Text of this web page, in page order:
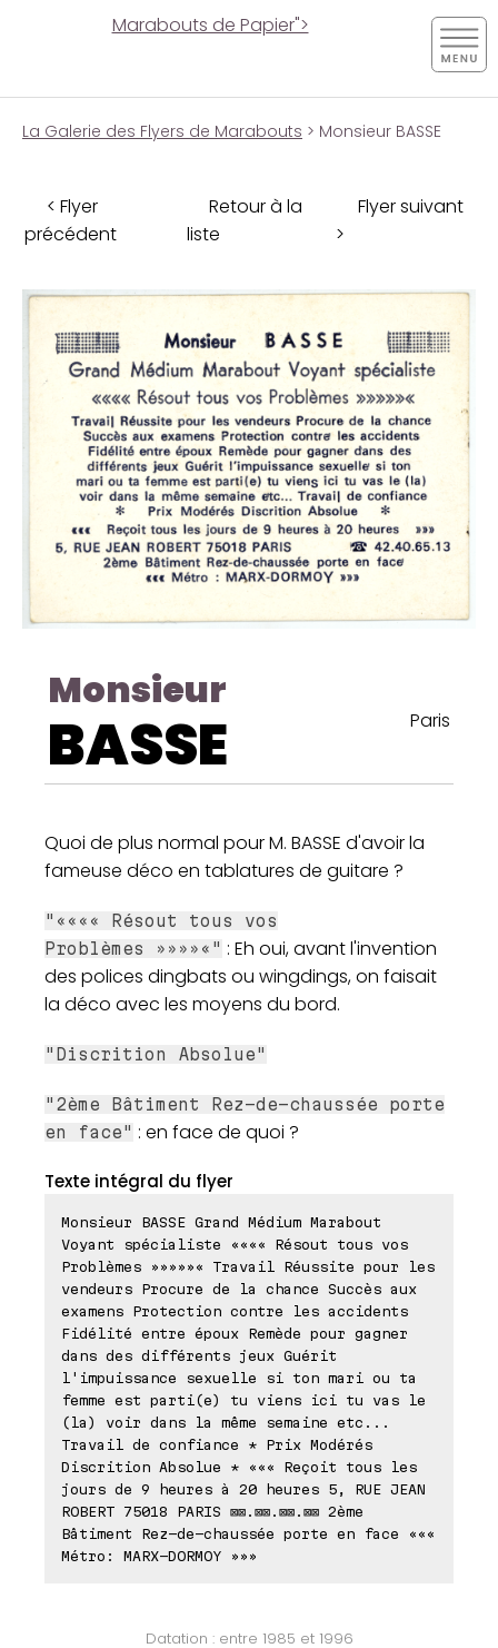
Marabouts de Papier">
La Galerie des Flyers de Marabouts > Monsieur BASSE
< Flyer
précédent
Retour à la
liste
Flyer suivant
>
Monsieur
BASSE Paris
Quoi de plus normal pour M. BASSE d'avoir la
fameuse déco en tablatures de guitare ?
"«««« Résout tous vos
Problèmes »»»»«" : Eh oui, avant l'invention
des polices dingbats ou wingdings, on faisait
la déco avec les moyens du bord.
"Discrition Absolue"
"2ème Bâtiment Rez-de-chaussée porte
en face" : en face de quoi ?
Texte intégral du flyer
Monsieur BASSE Grand Médium Marabout
Voyant spécialiste «««« Résout tous vos
Problèmes »»»»»« Travail Réussite pour les
vendeurs Procure de la chance Succès aux
examens Protection contre les accidents
Fidélité entre époux Remède pour gagner
dans des différents jeux Guérit
l'impuissance sexuelle si ton mari ou ta
femme est parti(e) tu viens ici tu vas le
(la) voir dans la même semaine etc...
Travail de confiance * Prix Modérés
Discrition Absolue * ««« Reçoit tous les
jours de 9 heures à 20 heures 5, RUE JEAN
ROBERT 75018 PARIS ⊠⊠.⊠⊠.⊠⊠.⊠⊠ 2ème
Bâtiment Rez-de-chaussée porte en face «««
Métro: MARX-DORMOY »»»
Datation : entre 1985 et 1996